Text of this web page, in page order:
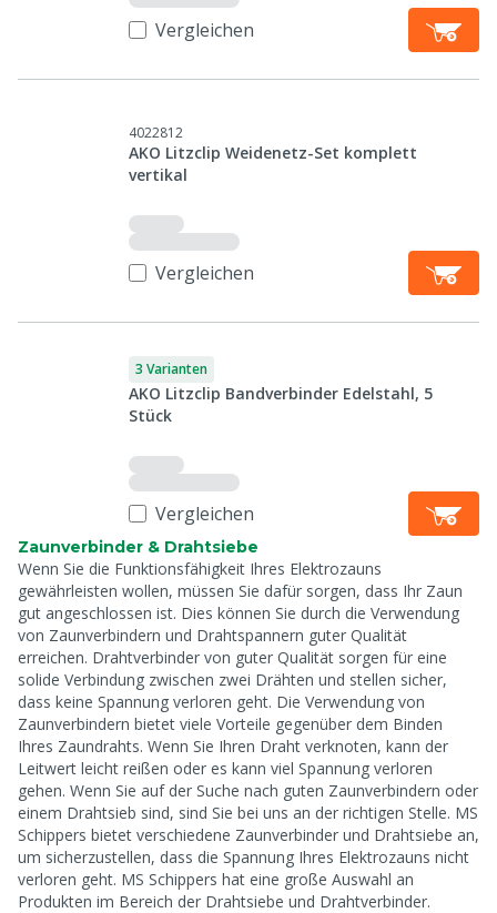
Vergleichen
4022812
AKO Litzclip Weidenetz-Set komplett
vertikal
Vergleichen
3 Varianten
AKO Litzclip Bandverbinder Edelstahl, 5
Stück
Vergleichen
Zaunverbinder & Drahtsiebe
Wenn Sie die Funktionsfähigkeit Ihres Elektrozauns
gewährleisten wollen, müssen Sie dafür sorgen, dass Ihr Zaun
gut angeschlossen ist. Dies können Sie durch die Verwendung
von Zaunverbindern und Drahtspannern guter Qualität
erreichen. Drahtverbinder von guter Qualität sorgen für eine
solide Verbindung zwischen zwei Drähten und stellen sicher,
dass keine Spannung verloren geht. Die Verwendung von
Zaunverbindern bietet viele Vorteile gegenüber dem Binden
Ihres Zaundrahts. Wenn Sie Ihren Draht verknoten, kann der
Leitwert leicht reißen oder es kann viel Spannung verloren
gehen. Wenn Sie auf der Suche nach guten Zaunverbindern oder
einem Drahtsieb sind, sind Sie bei uns an der richtigen Stelle. MS
Schippers bietet verschiedene Zaunverbinder und Drahtsiebe an,
um sicherzustellen, dass die Spannung Ihres Elektrozauns nicht
verloren geht. MS Schippers hat eine große Auswahl an
Produkten im Bereich der Drahtsiebe und Drahtverbinder.